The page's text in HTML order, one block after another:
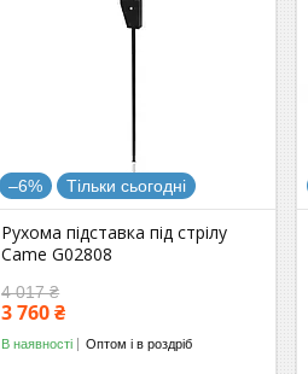
–6% Тільки сьогодні
Рухома підставка під стрілу
Came G02808
4 017 ₴
3 760 ₴
В наявності Оптом і в роздріб